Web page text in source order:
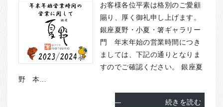
お客様各位平素は格別のご愛顧
賜り、厚く御礼申し上げます。
銀座夏野・小夏・箸ギャラリー
門 年末年始の営業時間につき
ましては、下記の通りとなりま
すのでご確認ください。 銀座夏
野 本...
続きを読む